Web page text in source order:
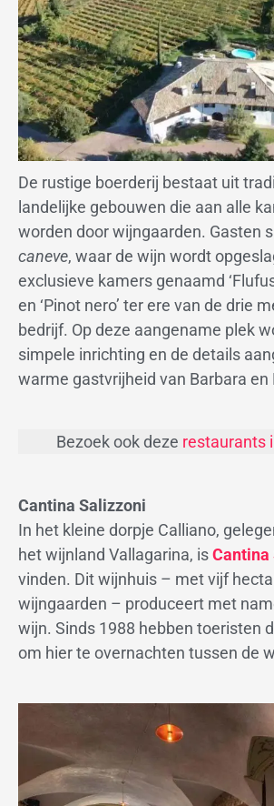
De rustige boerderij bestaat uit
landelijke gebouwen die aan alle
worden door wijngaarden. Gasten
caneve, waar de wijn wordt
exclusieve kamers genaamd
en ‘Pinot nero’ ter ere van de drie
bedrijf. Op deze aangename plek
simpele inrichting en de details
warme gastvrijheid van Barbara en
Bezoek ook deze restaurants
Cantina Salizzoni
In het kleine dorpje Calliano,
het wijnland Vallagarina, isCantina
vinden. Dit wijnhuis – met vijf
wijngaarden – produceert met
wijn. Sinds 1988 hebben toeristen
om hier te overnachten tussen de